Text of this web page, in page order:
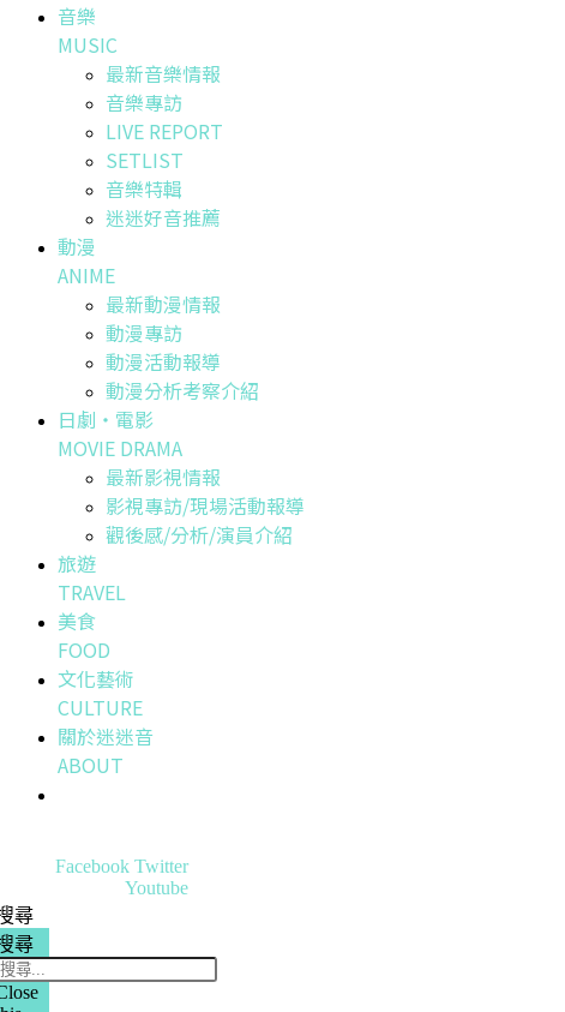
音樂
MUSIC
最新音樂情報
音樂專訪
LIVE REPORT
SETLIST
音樂特輯
迷迷好音推薦
動漫
ANIME
最新動漫情報
動漫專訪
動漫活動報導
動漫分析考察介紹
日劇・電影
MOVIE DRAMA
最新影視情報
影視專訪/現場活動報導
觀後感/分析/演員介紹
旅遊
TRAVEL
美食
FOOD
文化藝術
CULTURE
關於迷迷音
ABOUT
Facebook Twitter
Youtube
尋
尋